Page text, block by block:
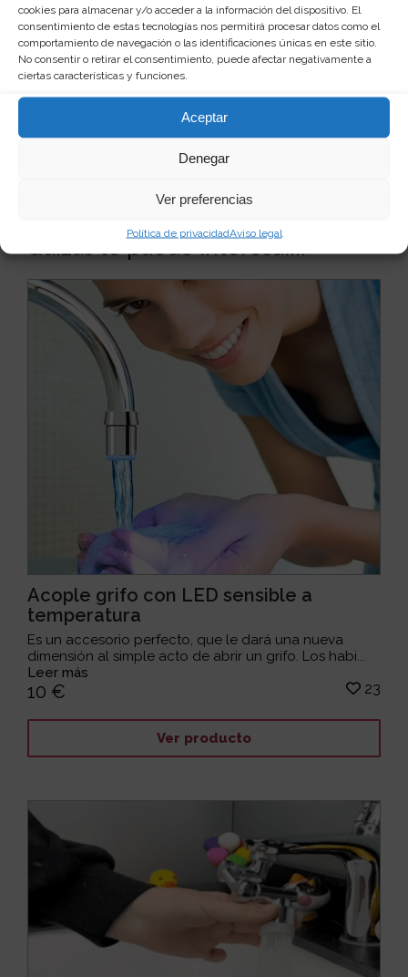
cookies para almacenar y/o acceder a la información del dispositivo. El
consentimiento de estas tecnologías nos permitirá procesar datos como el
comportamiento de navegación o las identificaciones únicas en este sitio.
No consentir o retirar el consentimiento, puede afectar negativamente a
ciertas características y funciones.
Aceptar
Denegar
Ver preferencias
Política de privacidadAviso legal
Web
Quizás te puede interesar...
Acople grifo con LED sensible a
temperatura
Es un accesorio perfecto, que le dará una nueva
dimensión al simple acto de abrir un grifo. Los habi...
Leer más
10 € 23
Ver producto